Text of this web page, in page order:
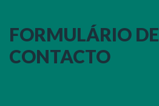
FORMULÁRIO DE
CONTACTO